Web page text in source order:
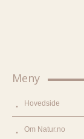
Meny
Hovedside
Om Natur.no